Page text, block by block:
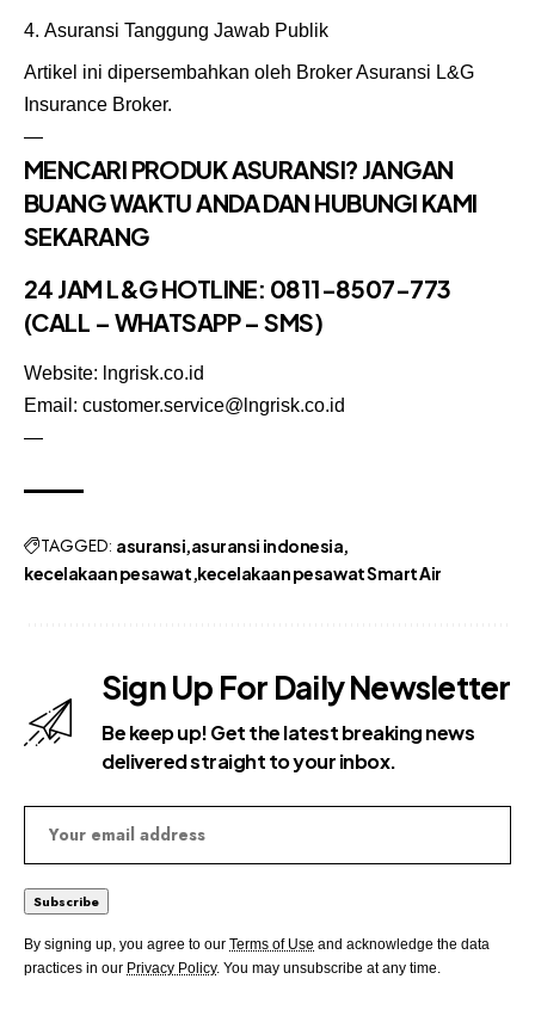
Asuransi Tanggung Jawab Publik
Artikel ini dipersembahkan oleh Broker Asuransi L&G
Insurance Broker.
—
MENCARI PRODUK ASURANSI? JANGAN
BUANG WAKTU ANDA DAN HUBUNGI KAMI
SEKARANG
24 JAM L&G HOTLINE: 0811-8507-773
(CALL – WHATSAPP – SMS)
Website: lngrisk.co.id
Email: customer.service@lngrisk.co.id
—
TAGGED: asuransi asuransi indonesia
kecelakaan pesawat kecelakaan pesawat Smart Air
Sign Up For Daily Newsletter
Be keep up! Get the latest breaking news
delivered straight to your inbox.
By signing up, you agree to our Terms of Use and acknowledge the data
practices in our Privacy Policy. You may unsubscribe at any time.